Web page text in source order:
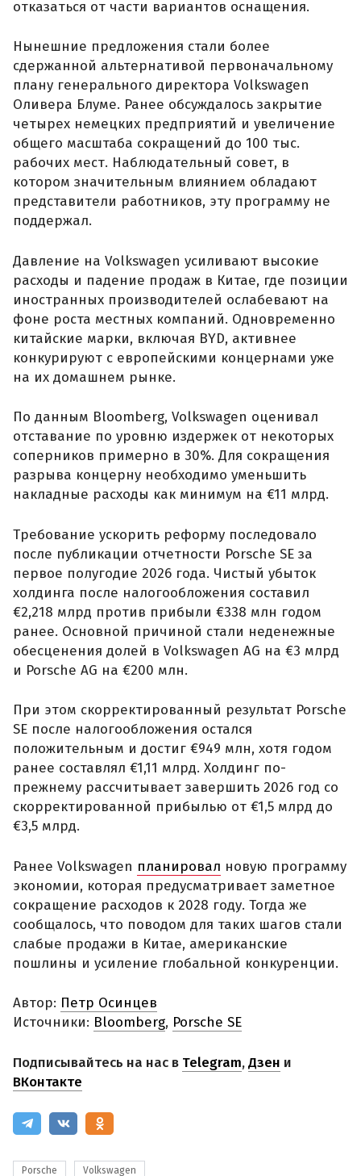
отказаться от части вариантов оснащения.
Нынешние предложения стали более
сдержанной альтернативой первоначальному
плану генерального директора Volkswagen
Оливера Блуме. Ранее обсуждалось закрытие
четырех немецких предприятий и увеличение
общего масштаба сокращений до 100 тыс.
рабочих мест. Наблюдательный совет, в
котором значительным влиянием обладают
представители работников, эту программу не
поддержал.
Давление на Volkswagen усиливают высокие
расходы и падение продаж в Китае, где позиции
иностранных производителей ослабевают на
фоне роста местных компаний. Одновременно
китайские марки, включая BYD, активнее
конкурируют с европейскими концернами уже
на их домашнем рынке.
По данным Bloomberg, Volkswagen оценивал
отставание по уровню издержек от некоторых
соперников примерно в 30%. Для сокращения
разрыва концерну необходимо уменьшить
накладные расходы как минимум на €11 млрд.
Требование ускорить реформу последовало
после публикации отчетности Porsche SE за
первое полугодие 2026 года. Чистый убыток
холдинга после налогообложения составил
€2,218 млрд против прибыли €338 млн годом
ранее. Основной причиной стали неденежные
обесценения долей в Volkswagen AG на €3 млрд
и Porsche AG на €200 млн.
При этом скорректированный результат Porsche
SE после налогообложения остался
положительным и достиг €949 млн, хотя годом
ранее составлял €1,11 млрд. Холдинг по-
прежнему рассчитывает завершить 2026 год со
скорректированной прибылью от €1,5 млрд до
€3,5 млрд.
Ранее Volkswagen планировал новую программу
экономии, которая предусматривает заметное
сокращение расходов к 2028 году. Тогда же
сообщалось, что поводом для таких шагов стали
слабые продажи в Китае, американские
пошлины и усиление глобальной конкуренции.
Автор: Петр Осинцев
Источники: Bloomberg, Porsche SE
Подписывайтесь на нас в Telegram,Дзен и
ВКонтакте
Porsche Volkswagen